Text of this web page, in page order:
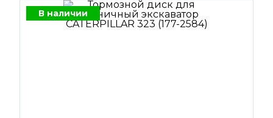
В наличии